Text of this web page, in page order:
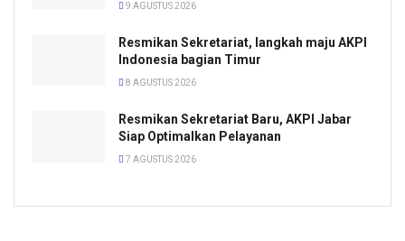
9 AGUSTUS 2026
Resmikan Sekretariat, langkah maju AKPI
Indonesia bagian Timur
8 AGUSTUS 2026
Resmikan Sekretariat Baru, AKPI Jabar
Siap Optimalkan Pelayanan
7 AGUSTUS 2026